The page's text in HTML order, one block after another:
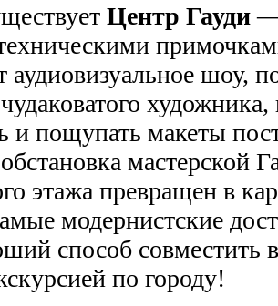
Центр Гауди—
аудиовизуальное шоу,
и пощупать макеты
мастерской
этажа превращен в
модернистские
способ совместить
по городу!